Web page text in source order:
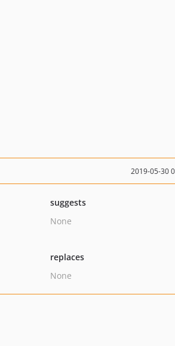
2019-05-30
suggests
None
replaces
None